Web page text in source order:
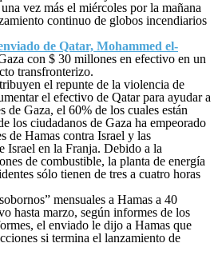
vez más el miércoles por la mañana
continuo de globos incendiarios
de Qatar, Mohammed el-
con $ 30 millones en efectivo en un
transfronterizo.
el repunte de la violencia de
el efectivo de Qatar para ayudar a
de Gaza, el 60% de los cuales están
los ciudadanos de Gaza ha empeorado
de Hamas contra Israel y las
Israel en la Franja. Debido a la
de combustible, la planta de energía
sólo tienen de tres a cuatro horas
mensuales a Hamas a 40
hasta marzo, según informes de los
el enviado le dijo a Hamas que
si termina el lanzamiento de